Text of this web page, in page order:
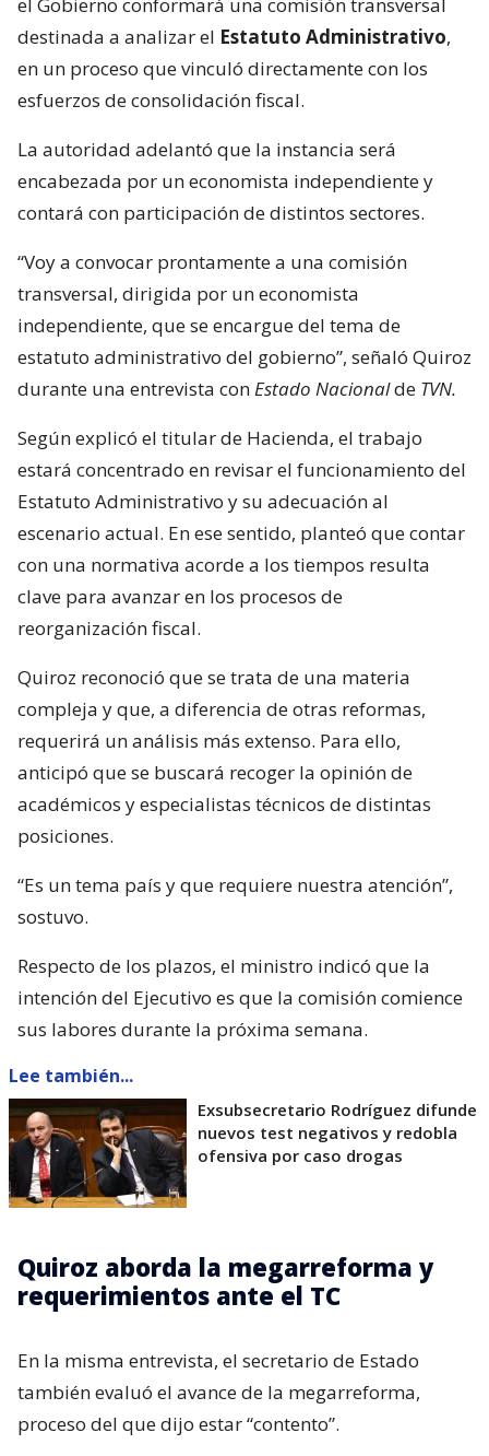
destinada a analizar el Estatuto Administrativo,
en un proceso que vinculó directamente con los
esfuerzos de consolidación fiscal.
La autoridad adelantó que la instancia será
encabezada por un economista independiente y
contará con participación de distintos sectores.
“Voy a convocar prontamente a una comisión
transversal, dirigida por un economista
independiente, que se encargue del tema de
estatuto administrativo del gobierno”, señaló Quiroz
durante una entrevista con Estado Nacionalde TVN.
Según explicó el titular de Hacienda, el trabajo
estará concentrado en revisar el funcionamiento del
Estatuto Administrativo y su adecuación al
escenario actual. En ese sentido, planteó que contar
con una normativa acorde a los tiempos resulta
clave para avanzar en los procesos de
reorganización fiscal.
Quiroz reconoció que se trata de una materia
compleja y que, a diferencia de otras reformas,
requerirá un análisis más extenso. Para ello,
anticipó que se buscará recoger la opinión de
académicos y especialistas técnicos de distintas
posiciones.
“Es un tema país y que requiere nuestra atención”,
sostuvo.
Respecto de los plazos, el ministro indicó que la
intención del Ejecutivo es que la comisión comience
sus labores durante la próxima semana.
Lee también...
Exsubsecretario Rodríguez difunde
nuevos test negativos y redobla
ofensiva por caso drogas
Quiroz aborda la megarreforma y
requerimientos ante el TC
En la misma entrevista, el secretario de Estado
también evaluó el avance de la megarreforma,
proceso del que dijo estar “contento”.